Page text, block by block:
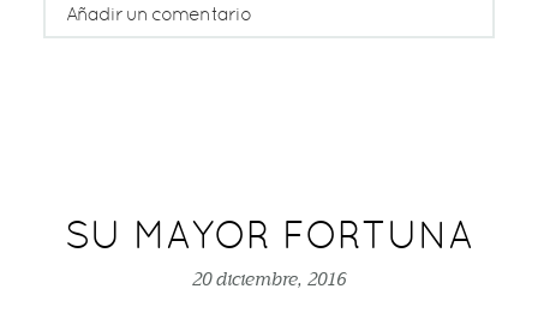
Añadir un comentario
SU MAYOR FORTUNA
20 diciembre, 2016